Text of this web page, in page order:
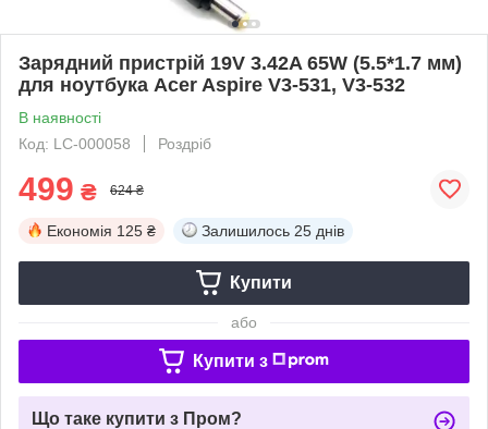
Зарядний пристрій 19V 3.42A 65W (5.5*1.7 мм)
для ноутбука Acer Aspire V3-531, V3-532
В наявності
Код: LC-000058
Роздріб
499 ₴ 624 ₴
Економія 125 ₴ Залишилось 25 днів
Купити
або
Купити з
Що таке купити з Пром?